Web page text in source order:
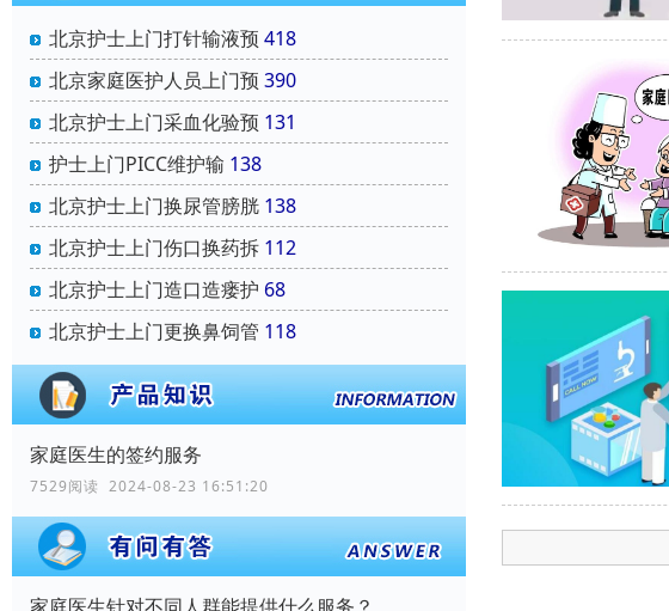
北京护士上门打针输液预 418
北京家庭医护人员上门预 390
北京护士上门采血化验预 131
护士上门PICC维护输 138
北京护士上门换尿管膀胱 138
北京护士上门伤口换药拆 112
北京护士上门造口造瘘护 68
北京护士上门更换鼻饲管 118
家庭医生的签约服务
7529阅读 2024-08-23 16:51:20